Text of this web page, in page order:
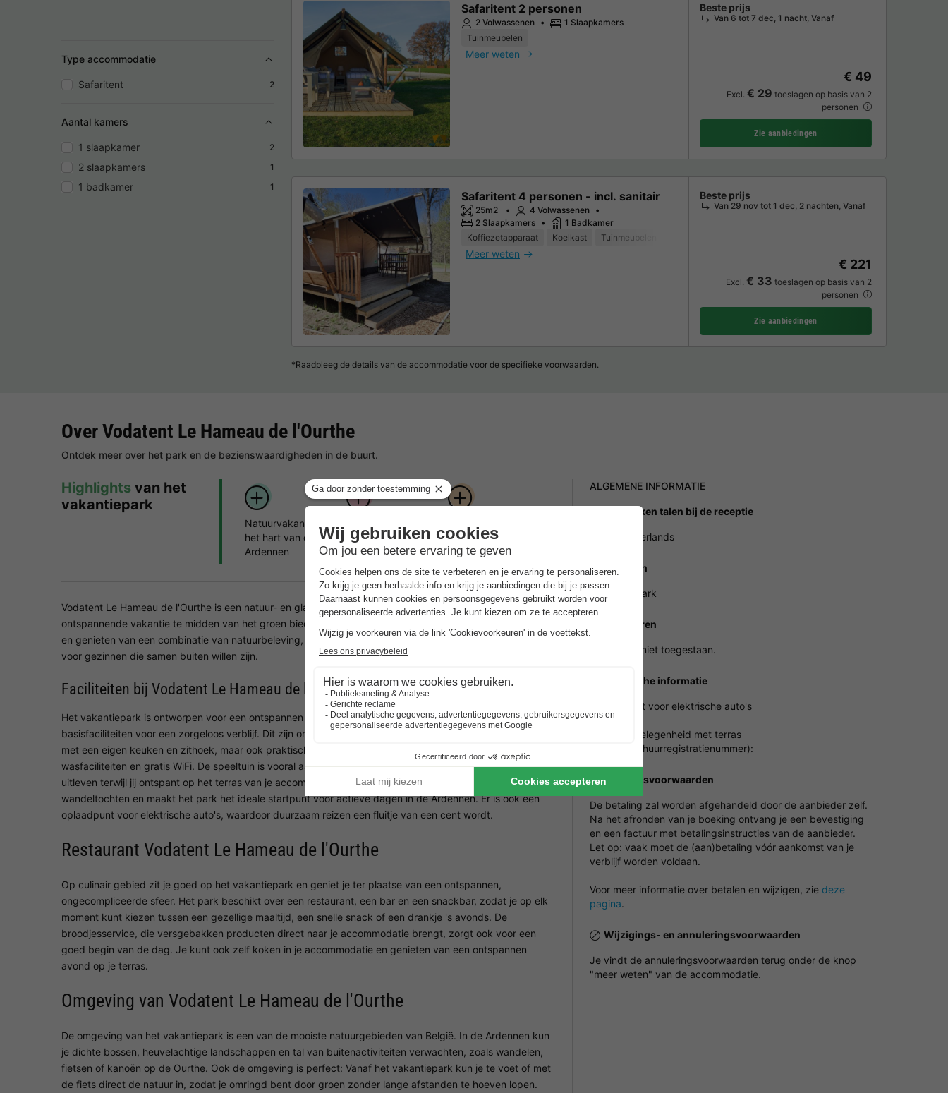
Type accommodatie
Safaritent 2
Aantal kamers
1 slaapkamer 2
2 slaapkamers 1
1 badkamer 1
Safaritent 2 personen
2 Volwassenen
1 Slaapkamers
Tuinmeubelen
Meer weten
Beste prijs
Van 6 tot 7 dec, 1 nacht, Vanaf
€ 49
Excl. € 29 toeslagen op basis van 2
personen
Zie aanbiedingen
Safaritent 4 personen - incl. sanitair
25m2
4 Volwassenen
2 Slaapkamers
1 Badkamer
Koffiezetapparaat
Koelkast Tuinmeubelen
Meer weten
Beste prijs
Van 29 nov tot 1 dec, 2 nachten, Vanaf
€ 221
Excl. € 33 toeslagen op basis van 2
personen
Zie aanbiedingen
*Raadpleeg de details van de accommodatie voor de specifieke voorwaarden.
Over Vodatent Le Hameau de l'Ourthe
Ontdek meer over het park en de bezienswaardigheden in de buurt.
Highlights van het
vakantiepark
Natuurvakantie in
het hart van de
Ardennen
glamperen in
safaritenten
excursiebestemmingen
in de buurt
Vodatent Le Hameau de l'Ourthe is een natuur- en glampingpark in de Belgische Ardennen dat je een
ontspannende vakantie te midden van het groen biedt. Hier kun je verblijven in comfortabele safaritenten
en genieten van een combinatie van natuurbeleving, rust en gezinsvriendelijke vrijetijdsbesteding, ideaal
voor gezinnen die samen buiten willen zijn.
Faciliteiten bij Vodatent Le Hameau de l'Ourthe
Het vakantiepark is ontworpen voor een ontspannen vakantie in de buitenlucht en biedt je aangename
basisfaciliteiten voor een zorgeloos verblijf. Dit zijn onder andere comfortabele glampingaccommodaties
met een eigen keuken en zithoek, maar ook praktische diensten op het terrein zoals een receptie,
wasfaciliteiten en gratis WiFi. De speeltuin is vooral aantrekkelijk voor gezinnen, waar kinderen zich kunnen
uitleven terwijl jij ontspant op het terras van je accommodatie. De natuurlijke ligging nodigt uit tot fiets- en
wandeltochten en maakt het park het ideale startpunt voor actieve dagen in de Ardennen. Er is ook een
oplaadpunt voor elektrische auto's, waardoor duurzaam reizen een fluitje van een cent wordt.
Restaurant Vodatent Le Hameau de l'Ourthe
Op culinair gebied zit je goed op het vakantiepark en geniet je ter plaatse van een ontspannen,
ongecompliceerde sfeer. Het park beschikt over een restaurant, een bar en een snackbar, zodat je op elk
moment kunt kiezen tussen een gezellige maaltijd, een snelle snack of een drankje 's avonds. De
broodjesservice, die versgebakken producten direct naar je accommodatie brengt, zorgt ook voor een
goed begin van de dag. Je kunt ook zelf koken in je accommodatie en genieten van een ontspannen
avond op je terras.
Omgeving van Vodatent Le Hameau de l'Ourthe
De omgeving van het vakantiepark is een van de mooiste natuurgebieden van België. In de Ardennen kun
je dichte bossen, heuvelachtige landschappen en tal van buitenactiviteiten verwachten, zoals wandelen,
fietsen of kanoën op de Ourthe. Ook de omgeving is perfect: Vanaf het vakantiepark kun je te voet of met
de fiets direct de natuur in, zodat je omringd bent door groen zonder lange afstanden te hoeven lopen.
ALGEMENE INFORMATIE
Gesproken talen bij de receptie
Frans, Nederlands
Parkeren
Op het park
Huisdieren
Huisdieren niet toegestaan.
Praktische informatie
Laadpunt voor elektrische auto's
Receptie
Horecagelegenheid met terras
NRA (verhuurregistratienummer):
Betalingsvoorwaarden
De betaling zal worden afgehandeld door de aanbieder zelf.
Na het afronden van je boeking ontvang je een bevestiging
en een factuur met betalingsinstructies van de aanbieder.
Let op: vaak moet de (aan)betaling vóór aankomst van je
verblijf worden voldaan.
Voor meer informatie over betalen en wijzigen, ziedeze
pagina.
Wijzigings- en annuleringsvoorwaarden
Je vindt de annuleringsvoorwaarden terug onder de knop
"meer weten" van de accommodatie.